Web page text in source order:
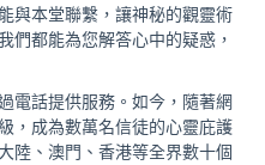
與本堂聯繫，讓神秘的觀靈術
們都能為您解答心中的疑惑，
電話提供服務。如今，隨著網
，成為數萬名信徒的心靈庇護
陸、澳門、香港等全界數十個